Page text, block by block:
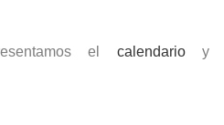
el calendarioy